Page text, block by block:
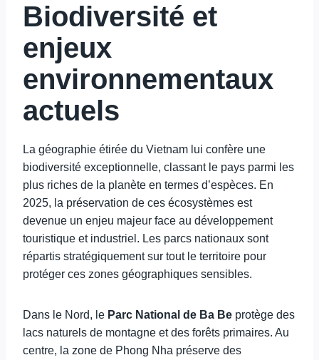
Biodiversité et
enjeux
environnementaux
actuels
La géographie étirée du Vietnam lui confère une
biodiversité exceptionnelle, classant le pays parmi les
plus riches de la planète en termes d’espèces. En
2025, la préservation de ces écosystèmes est
devenue un enjeu majeur face au développement
touristique et industriel. Les parcs nationaux sont
répartis stratégiquement sur tout le territoire pour
protéger ces zones géographiques sensibles.
Dans le Nord, le Parc National de Ba Be protège des
lacs naturels de montagne et des forêts primaires. Au
centre, la zone de Phong Nha préserve des